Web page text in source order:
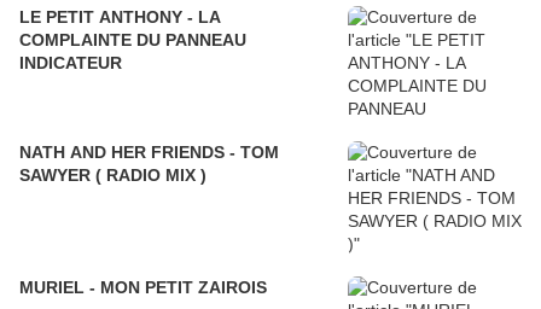
LE PETIT ANTHONY - LA
COMPLAINTE DU PANNEAU
INDICATEUR
NATH AND HER FRIENDS - TOM
SAWYER ( RADIO MIX )
MURIEL - MON PETIT ZAIROIS